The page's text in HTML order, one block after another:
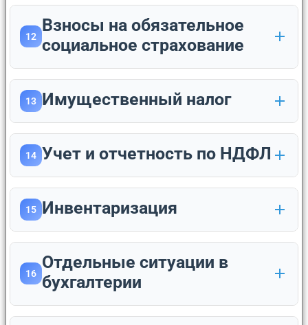
12
Взносы на обязательное
социальное страхование
13 Имущественный налог
14 Учет и отчетность по НДФЛ
15 Инвентаризация
16
Отдельные ситуации в
бухгалтерии